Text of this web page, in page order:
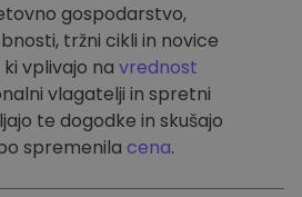
gospodarstvo,
tržni cikli in novice
vplivajo na vrednost
vlagatelji in spretni
te dogodke in skušajo
spremenila cena.